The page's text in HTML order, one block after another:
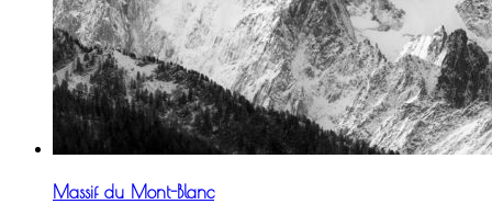
Massif du Mont-Blanc